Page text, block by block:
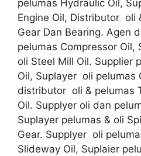
pelumas Hydraulic Oil,
Engine Oil, Distributor oli
Gear Dan Bearing. Agen
pelumas Compressor Oil,
oli Steel Mill Oil. Supplier
Oil, Suplayer oli pelumas
distributor oli & pelumas
Oil. Supplyer oli dan
Suplayer pelumas & oli
Gear. Supplyer oli
Slideway Oil, Suplaier